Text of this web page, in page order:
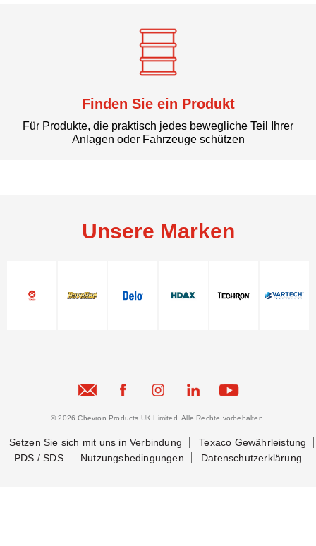
Finden Sie ein Produkt
Für Produkte, die praktisch jedes bewegliche Teil Ihrer
Anlagen oder Fahrzeuge schützen
Unsere Marken
© 2026 Chevron Products UK Limited. Alle Rechte vorbehalten.
Setzen Sie sich mit uns in Verbindung
Texaco Gewährleistung
PDS / SDS
Nutzungsbedingungen Datenschutzerklärung
Setzen Sie sich mit uns in Verbindung